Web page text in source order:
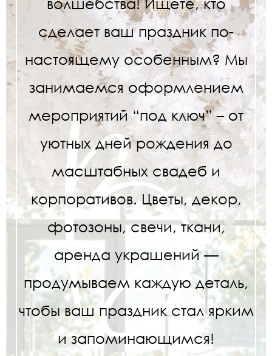
сделает ваш праздник по-
настоящему особенным? Мы
занимаемся оформлением
мероприятий “под ключ” – от
уютных дней рождения до
масштабных свадеб и
корпоративов. Цветы, декор,
фотозоны, свечи, ткани,
аренда украшений —
продумываем каждую деталь,
чтобы ваш праздник стал ярким
и запоминающимся!